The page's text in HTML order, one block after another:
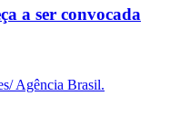
a ser convocada